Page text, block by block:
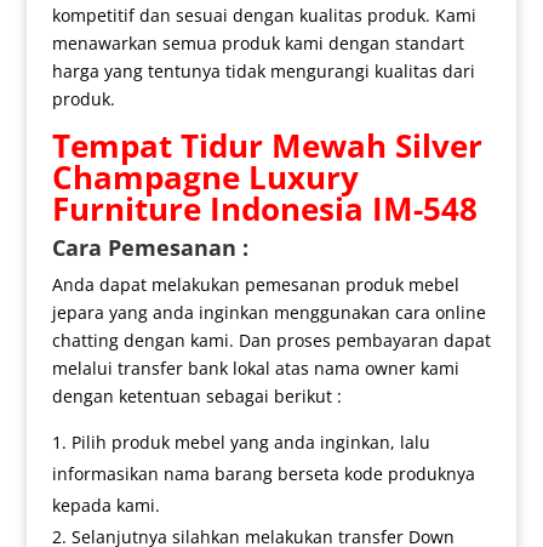
kompetitif dan sesuai dengan kualitas produk. Kami
menawarkan semua produk kami dengan standart
harga yang tentunya tidak mengurangi kualitas dari
produk.
Tempat Tidur Mewah Silver
Champagne Luxury
Furniture Indonesia IM-548
Cara Pemesanan :
Anda dapat melakukan pemesanan produk mebel
jepara yang anda inginkan menggunakan cara online
chatting dengan kami. Dan proses pembayaran dapat
melalui transfer bank lokal atas nama owner kami
dengan ketentuan sebagai berikut :
Pilih produk mebel yang anda inginkan, lalu
informasikan nama barang berseta kode produknya
kepada kami.
Selanjutnya silahkan melakukan transfer Down